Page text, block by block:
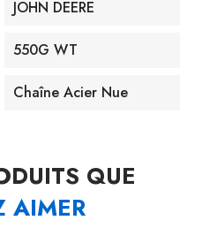
JOHN DEERE
550G WT
Chaîne Acier Nue
QUE
AIMER